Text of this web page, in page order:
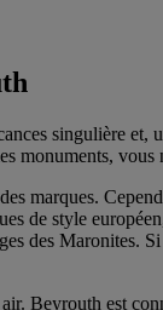
singulière et,
monuments,
marques.
de style
des Maronites.
Beyrouth est